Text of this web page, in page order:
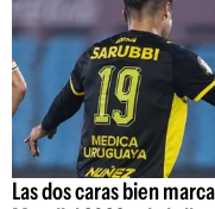
Las dos caras bien